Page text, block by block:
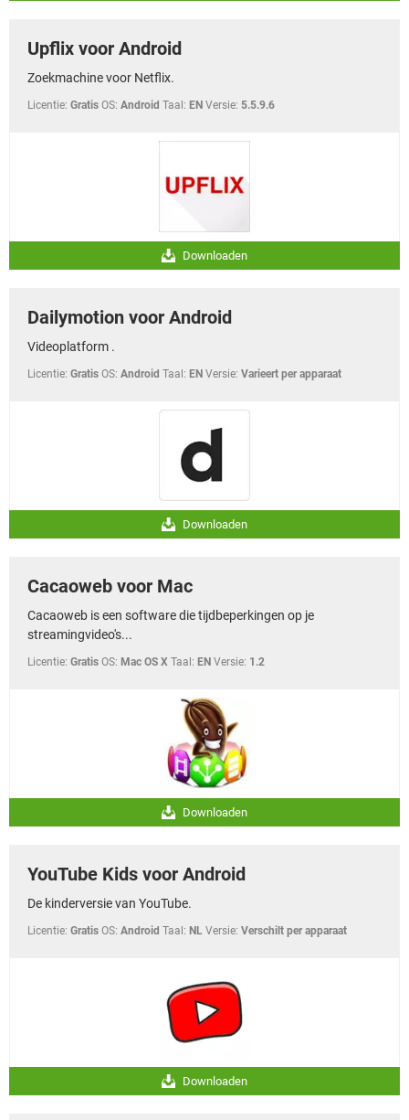
Upflix voor Android
Zoekmachine voor Netflix.
Licentie: Gratis OS: Android Taal: EN Versie: 5.5.9.6
Downloaden
Dailymotion voor Android
Videoplatform .
Licentie: Gratis OS: Android Taal: EN Versie: Varieert per apparaat
Downloaden
Cacaoweb voor Mac
Cacaoweb is een software die tijdbeperkingen op je
streamingvideo's...
Licentie: Gratis OS: Mac OS X Taal: EN Versie: 1.2
Downloaden
YouTube Kids voor Android
De kinderversie van YouTube.
Licentie: Gratis OS: Android Taal: NL Versie: Verschilt per apparaat
Downloaden